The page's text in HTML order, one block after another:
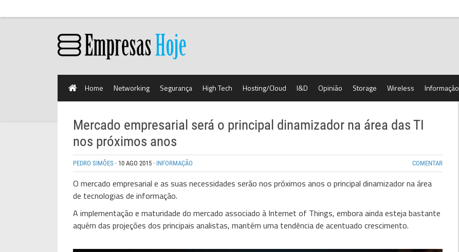
Home Networking Segurança High Tech Hosting/Cloud I&D Opinião Storage Wireless Informação
Mercado empresarial será o principal dinamizador na área das TI
nos próximos anos
PEDRO SIMÕES · 10 AGO 2015 · INFORMAÇÃO COMENTAR
O mercado empresarial e as suas necessidades serão nos próximos anos o principal dinamizador na área
de tecnologias de informação.
A implementação e maturidade do mercado associado à Internet of Things, embora ainda esteja bastante
aquém das projeções dos principais analistas, mantém uma tendência de acentuado crescimento.